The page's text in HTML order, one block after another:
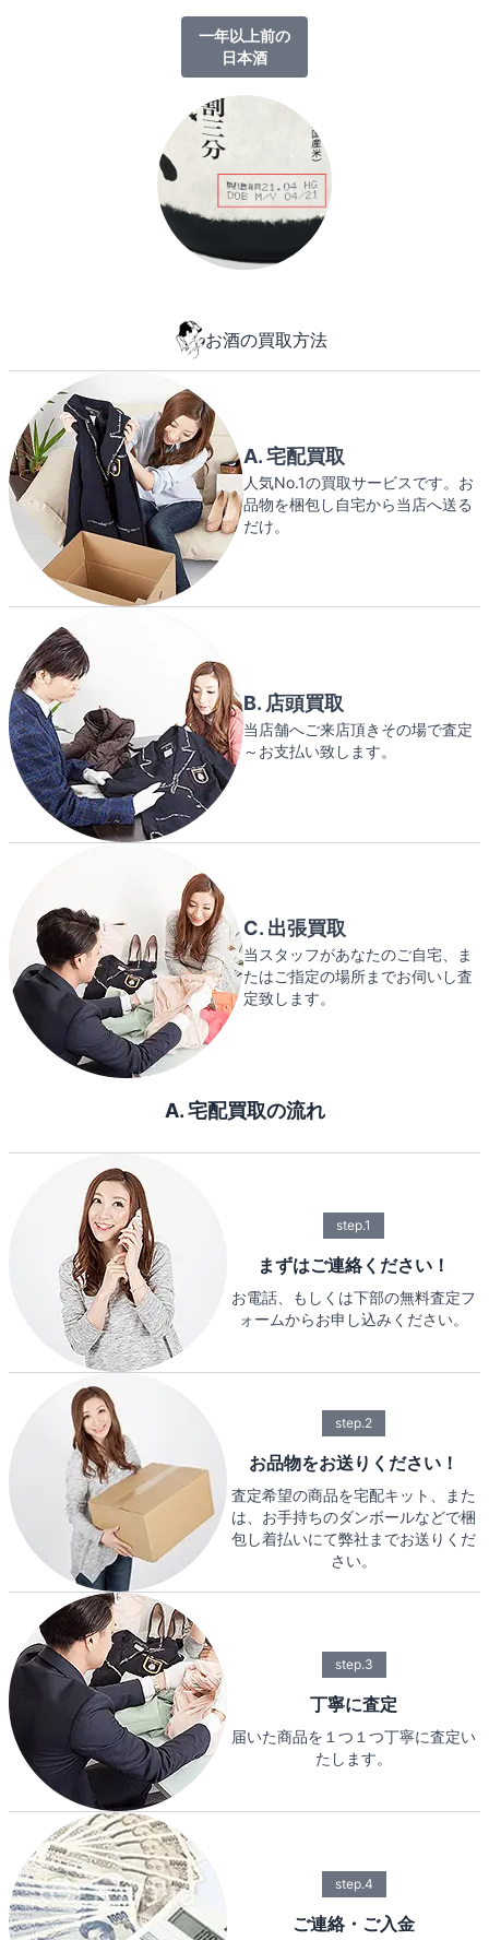
一年以上前の
日本酒
お酒の買取方法
A. 宅配買取
人気No.1の買取サービスです。お
品物を梱包し自宅から当店へ送る
だけ。
B. 店頭買取
当店舗へご来店頂きその場で査定
～お支払い致します。
C. 出張買取
当スタッフがあなたのご自宅、ま
たはご指定の場所までお伺いし査
定致します。
A. 宅配買取の流れ
step.1
まずはご連絡ください！
お電話、もしくは下部の無料査定フ
ォームからお申し込みください。
step.2
お品物をお送りください！
査定希望の商品を宅配キット、また
は、お手持ちのダンボールなどで梱
包し着払いにて弊社までお送りくだ
さい。
step.3
丁寧に査定
届いた商品を１つ１つ丁寧に査定い
たします。
step.4
ご連絡・ご入金